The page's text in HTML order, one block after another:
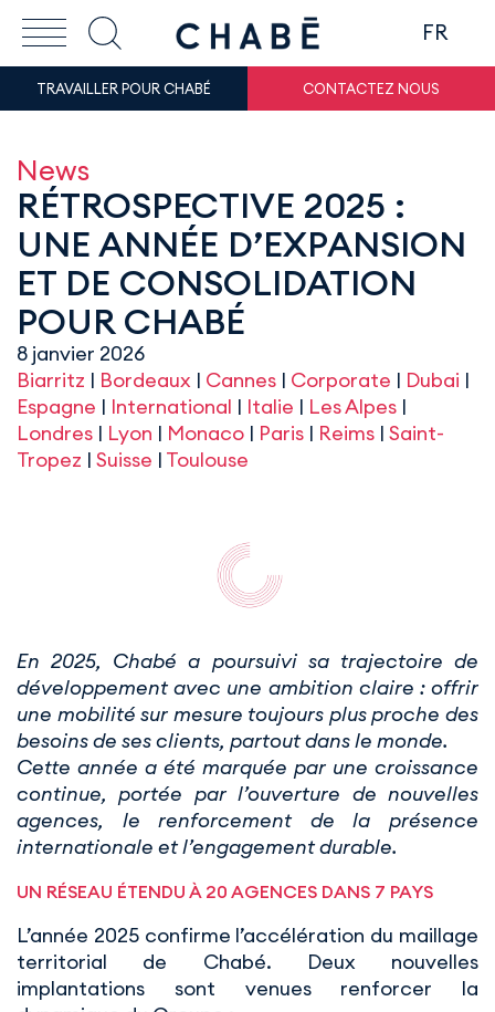
FR
TRAVAILLER POUR CHABÉ CONTACTEZ NOUS
News
RÉTROSPECTIVE 2025 :
UNE ANNÉE D’EXPANSION
ET DE CONSOLIDATION
POUR CHABÉ
8 janvier 2026
Biarritz | Bordeaux | Cannes | Corporate | Dubai |
Espagne | International | Italie | Les Alpes |
Londres | Lyon | Monaco | Paris | Reims | Saint-
Tropez | Suisse | Toulouse
En 2025, Chabé a poursuivi sa trajectoire de
développement avec une ambition claire : offrir
une mobilité sur mesure toujours plus proche des
besoins de ses clients, partout dans le monde.
Cette année a été marquée par une croissance
continue, portée par l’ouverture de nouvelles
agences, le renforcement de la présence
internationale et l’engagement durable.
UN RÉSEAU ÉTENDU À 20 AGENCES DANS 7 PAYS
L’année 2025 confirme l’accélération du maillage
territorial de Chabé. Deux nouvelles
implantations sont venues renforcer la